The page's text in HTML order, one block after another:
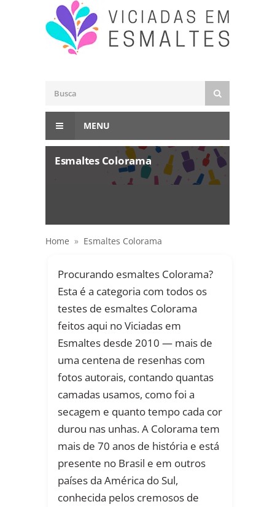
MENU
Esmaltes Colorama
Home » Esmaltes Colorama
Procurando esmaltes Colorama?
Esta é a categoria com todos os
testes de esmaltes Colorama
feitos aqui no Viciadas em
Esmaltes desde 2010 — mais de
uma centena de resenhas com
fotos autorais, contando quantas
camadas usamos, como foi a
secagem e quanto tempo cada cor
durou nas unhas. A Colorama tem
mais de 70 anos de história e está
presente no Brasil e em outros
países da América do Sul,
conhecida pelos cremosos de